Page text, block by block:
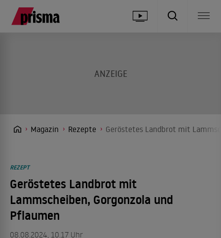
Magazin Rezepte Geröstetes Landbrot mit
REZEPT
Geröstetes Landbrot mit
Lammscheiben, Gorgonzola und
Pflaumen
08.08.2024, 10.17 Uhr